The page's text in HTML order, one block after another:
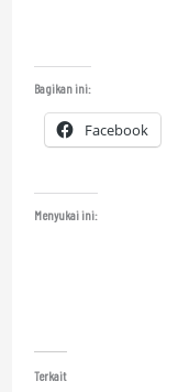
Bagikan ini:
Facebook
Menyukai ini:
Terkait